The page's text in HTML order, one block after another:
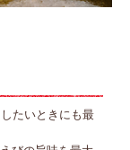
たいときにも最